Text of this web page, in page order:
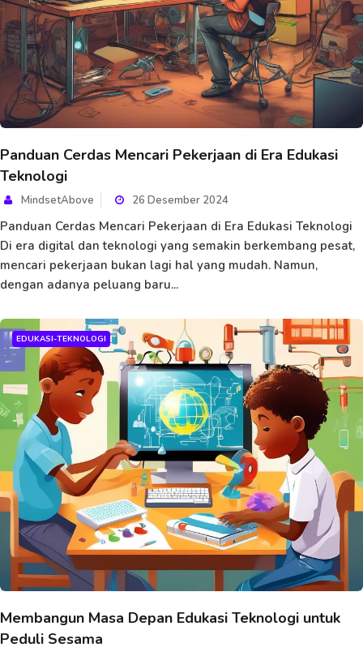
Panduan Cerdas Mencari Pekerjaan di Era Edukasi
Teknologi
MindsetAbove 26 Desember 2024
Panduan Cerdas Mencari Pekerjaan di Era Edukasi Teknologi
Di era digital dan teknologi yang semakin berkembang pesat,
mencari pekerjaan bukan lagi hal yang mudah. Namun,
dengan adanya peluang baru...
EDUKASI-TEKNOLOGI
Membangun Masa Depan Edukasi Teknologi untuk
Peduli Sesama